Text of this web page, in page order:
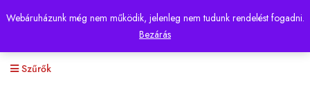
Webáruházunk még nem működik, jelenleg nem tudunk rendelést fogadni.
Bezárás
Szűrők